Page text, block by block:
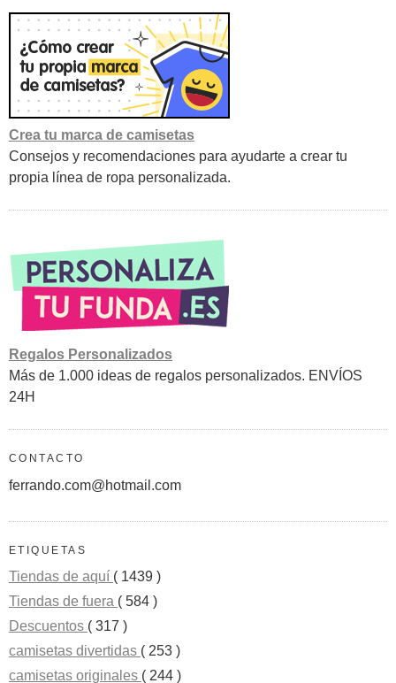
Crea tu marca de camisetas
Consejos y recomendaciones para ayudarte a crear tu
propia línea de ropa personalizada.
Regalos Personalizados
Más de 1.000 ideas de regalos personalizados. ENVÍOS
24H
CONTACTO
ferrando.com@hotmail.com
ETIQUETAS
Tiendas de aquí ( 1439 )
Tiendas de fuera ( 584 )
Descuentos ( 317 )
camisetas divertidas ( 253 )
camisetas originales ( 244 )